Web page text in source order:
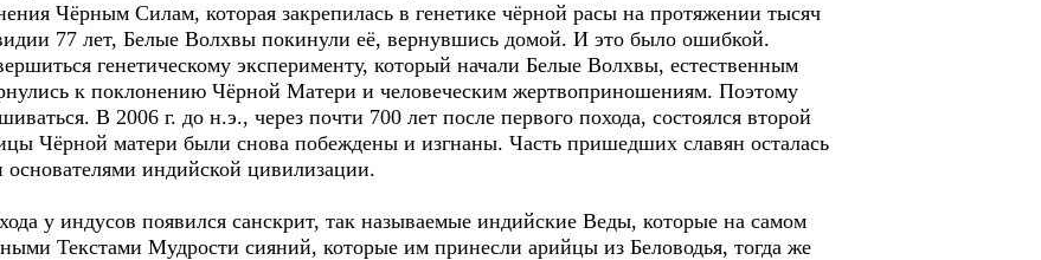
Чёрным Силам, которая закрепилась в генетике чёрной расы на протяжении тысяч
77 лет, Белые Волхвы покинули её, вернувшись домой. И это было ошибкой.
генетическому эксперименту, который начали Белые Волхвы, естественным
к поклонению Чёрной Матери и человеческим жертвоприношениям. Поэтому
В 2006 г. до н.э., через почти 700 лет после первого похода, состоялся второй
Чёрной матери были снова побеждены и изгнаны. Часть пришедших славян осталась
индийской цивилизации.
у индусов появился санскрит, так называемые индийские Веды, которые на самом
Текстами Мудрости сияний, которые им принесли арийцы из Беловодья, тогда же